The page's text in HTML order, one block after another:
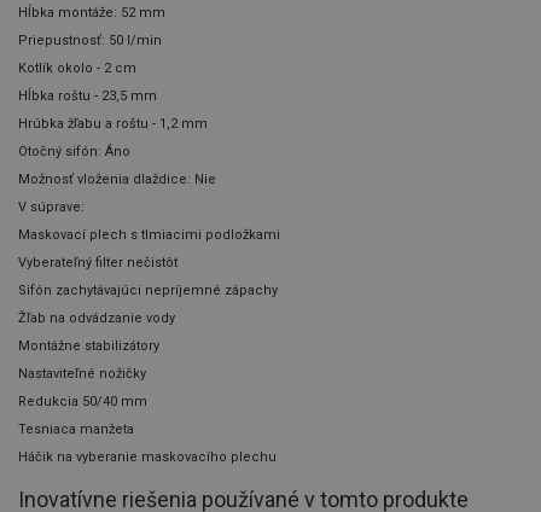
Hĺbka montáže: 52 mm
Priepustnosť: 50 l/min
Kotlík okolo - 2 cm
Hĺbka roštu - 23,5 mm
Hrúbka žľabu a roštu - 1,2 mm
Otočný sifón: Áno
Možnosť vloženia dlaždice: Nie
V súprave:
Maskovací plech s tlmiacimi podložkami
Vyberateľný filter nečistôt
Sifón zachytávajúci nepríjemné zápachy
Žľab na odvádzanie vody
Montážne stabilizátory
Nastaviteľné nožičky
Redukcia 50/40 mm
Tesniaca manžeta
Háčik na vyberanie maskovacího plechu
Inovatívne riešenia používané v tomto produkte